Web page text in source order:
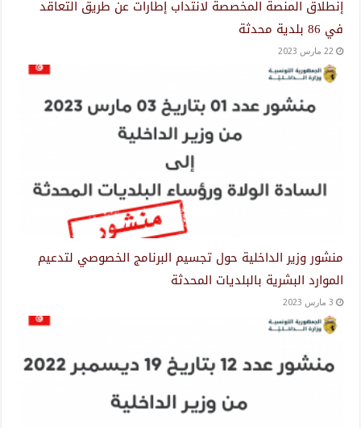
إنطلاق المنصة المخصصة لانتداب إطارات عن طريق التعاقد
في 86 بلدية محدثة
22 مارس 2023
منشور وزير الداخلية حول تجسيم البرنامج الخصوصي لتدعيم
الموارد البشرية بالبلديات المحدثة
3 مارس 2023